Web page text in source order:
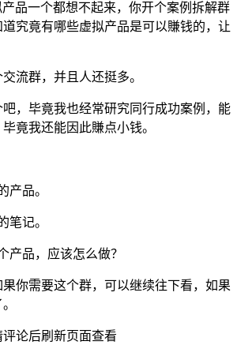
品一个都想不起来，你开个案例拆解群
究竟有哪些虚拟产品是可以賺钱的，让
流群，并且人还挺多。
，毕竟我也经常研究同行成功案例，能
竟我还能因此賺点小钱。
产品。
笔记。
产品，应该怎么做？
你需要这个群，可以继续往下看，如果
论后刷新页面查看